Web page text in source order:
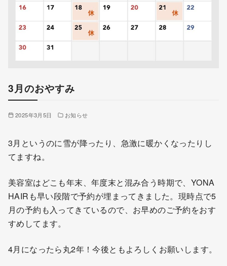
3月のおやすみ
2025年3月5日 お知らせ
3月というのに雪が降ったり、急激に暖かくなったりし
てますね。
美容室はどこも年末、年度末と混み合う時期で、YONA
HAIRも早い段階で予約が埋まってきました。現時点で5
月の予約も入ってきているので、お早めのご予約をおす
すめしてます。
4月になったら丸2年！今後ともよろしくお願いします。